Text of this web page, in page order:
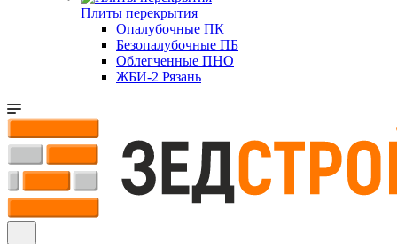
Плиты перекрытия
Опалубочные ПК
Безопалубочные ПБ
Облегченные ПНО
ЖБИ-2 Рязань